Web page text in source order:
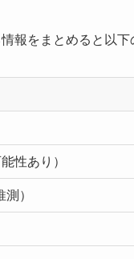
報をまとめると以下
性あり）
）